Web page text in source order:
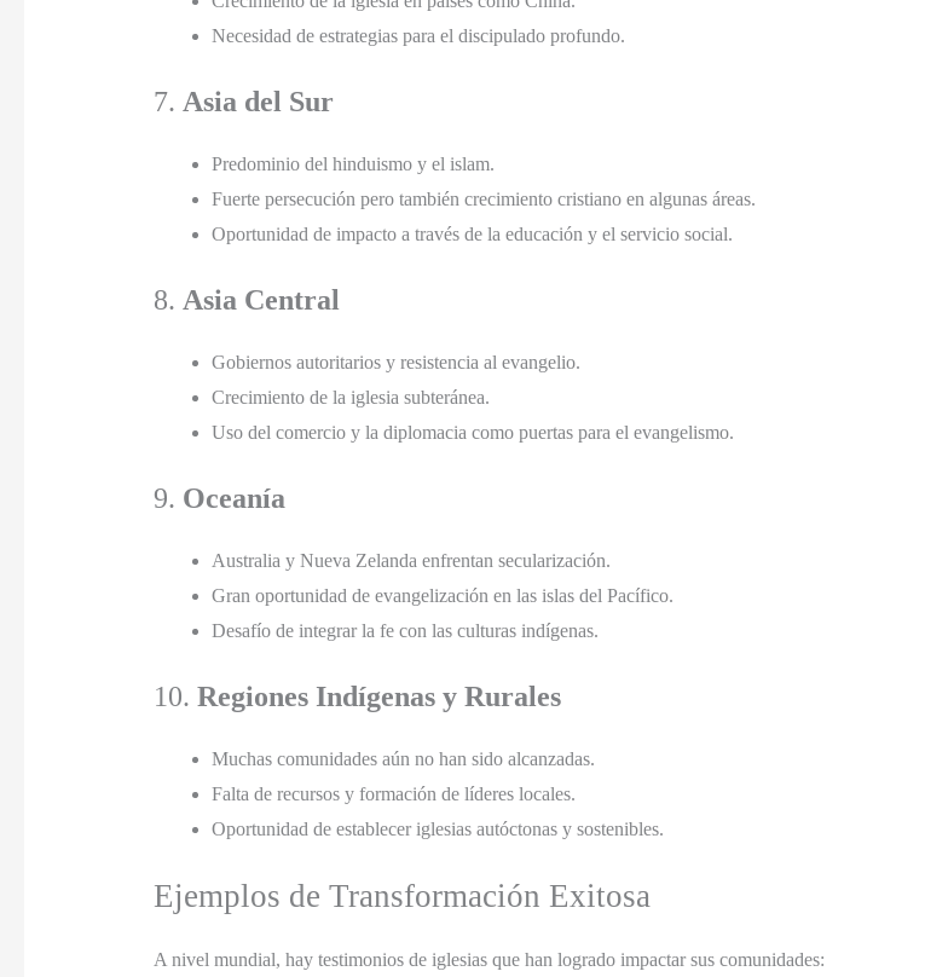
Necesidad de estrategias para el discipulado profundo.
7. Asia del Sur
Predominio del hinduismo y el islam.
Fuerte persecución pero también crecimiento cristiano en algunas áreas.
Oportunidad de impacto a través de la educación y el servicio social.
8. Asia Central
Gobiernos autoritarios y resistencia al evangelio.
Crecimiento de la iglesia subteránea.
Uso del comercio y la diplomacia como puertas para el evangelismo.
9. Oceanía
Australia y Nueva Zelanda enfrentan secularización.
Gran oportunidad de evangelización en las islas del Pacífico.
Desafío de integrar la fe con las culturas indígenas.
10. Regiones Indígenas y Rurales
Muchas comunidades aún no han sido alcanzadas.
Falta de recursos y formación de líderes locales.
Oportunidad de establecer iglesias autóctonas y sostenibles.
Ejemplos de Transformación Exitosa
A nivel mundial, hay testimonios de iglesias que han logrado impactar sus comunidades: